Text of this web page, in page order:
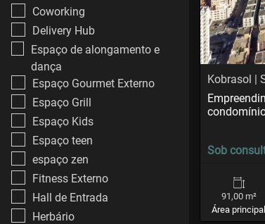
Coworking
Delivery Hub
Espaço de alongamento e
dança
Espaço Gourmet Externo
Espaço Grill
Espaço Kids
Espaço teen
espaço zen
Fitness Externo
Hall de Entrada
Herbário
Kobrasol |
Sob
91,00 m²
Área principal